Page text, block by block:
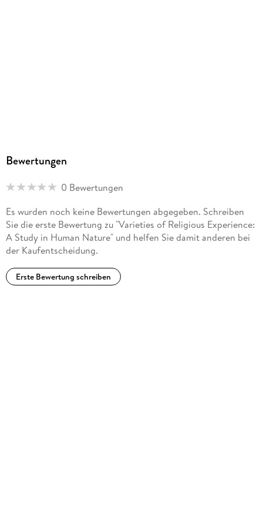
Bewertungen
0 Bewertungen
Es wurden noch keine Bewertungen abgegeben. Schreiben
Sie die erste Bewertung zu "Varieties of Religious Experience:
A Study in Human Nature" und helfen Sie damit anderen bei
der Kaufentscheidung.
Erste Bewertung schreiben